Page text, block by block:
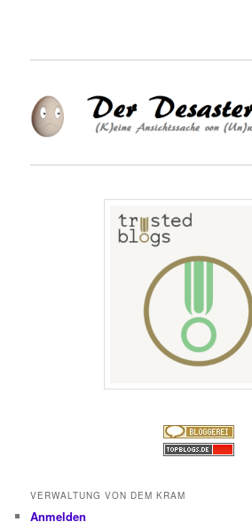
VERWALTUNG VON DEM KRAM
Anmelden